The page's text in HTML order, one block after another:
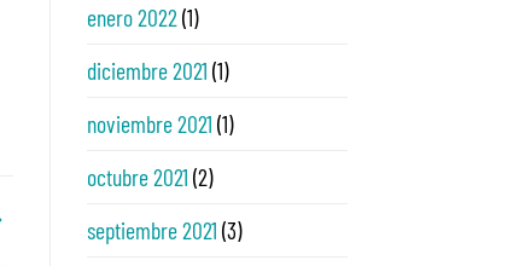
enero 2022 (1)
diciembre 2021 (1)
noviembre 2021 (1)
octubre 2021 (2)
septiembre 2021 (3)